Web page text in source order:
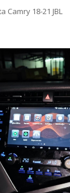
Camry 18-21 JBL